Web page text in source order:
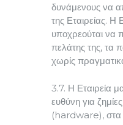
δυνάμενους να
της Εταιρείας. Η
υποχρεούται να
πελάτης της, τα
χωρίς
3.7. Η Εταιρεία
ευθύνη για
(hardware),